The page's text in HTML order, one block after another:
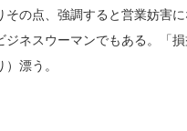
の点、強調すると営業妨害
ネスウーマンでもある。「損
漂う。